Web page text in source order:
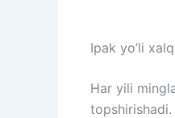
Ipak yo’li
Har yili